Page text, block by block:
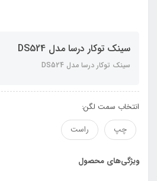
سينک توکار درسا مدل DS524
سينک توکار درسا مدل DS524
انتخاب سمت لگن:
چپ
راست
ویژگی‌های محصول